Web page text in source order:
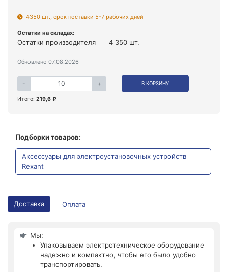
4350 шт., срок поставки 5-7 рабочих дней
Остатки на складах:
Остатки производителя 4 350 шт.
Обновлено 07.08.2026
- + В КОРЗИНУ
Итого: 219,6
Подборки товаров:
Аксессуары для электроустановочных устройств
Rexant
Доставка Оплата
Мы:
Упаковываем электротехническое оборудование
надежно и компактно, чтобы его было удобно
транспортировать.